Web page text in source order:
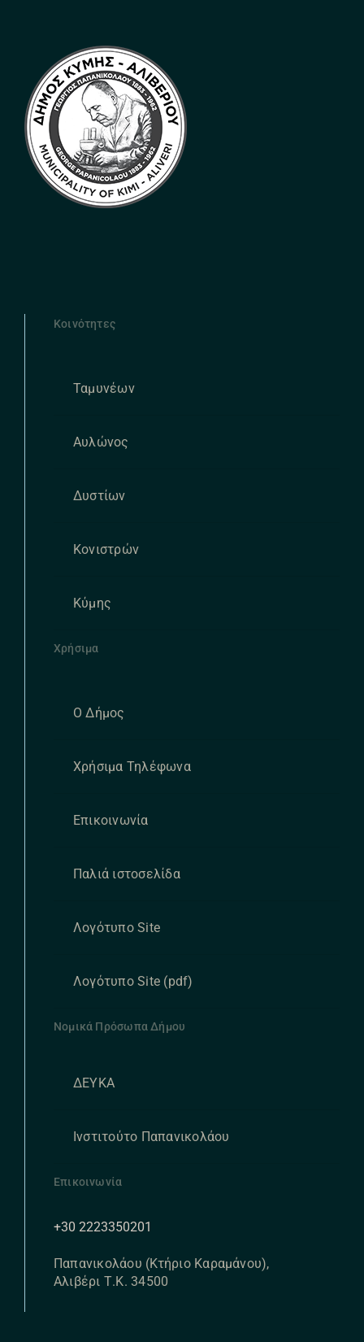
Κοινότητες
Ταμυνέων
Αυλώνος
Δυστίων
Κονιστρών
Κύμης
Χρήσιμα
Ο Δήμος
Χρήσιμα Τηλέφωνα
Επικοινωνία
Παλιά ιστοσελίδα
Λογότυπο Site
Λογότυπο Site (pdf)
Νομικά Πρόσωπα Δήμου
ΔΕΥΚΑ
Ινστιτούτο Παπανικολάου
Επικοινωνία
+30 2223350201
Παπανικολάου (Κτήριο Καραμάνου),
Αλιβέρι Τ.Κ. 34500